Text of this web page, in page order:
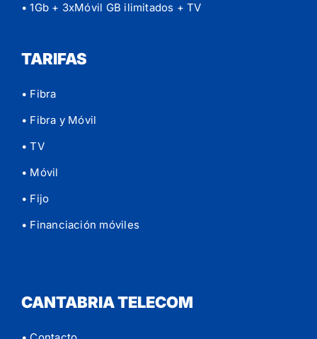
• 1Gb + 3xMóvil GB ilimitados + TV
TARIFAS
• Fibra
• Fibra y Móvil
• TV
• Móvil
• Fijo
• Financiación móviles
CANTABRIA TELECOM